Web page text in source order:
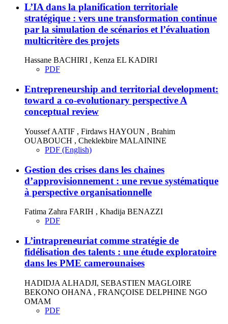
L’IA dans la planification territoriale
stratégique : vers une transformation continue
par la simulation de scénarios et l’évaluation
multicritère des projets
Hassane BACHIRI , Kenza EL KADIRI
PDF
Entrepreneurship and territorial development:
toward a co-evolutionary perspective A
conceptual review
Youssef AATIF , Firdaws HAYOUN , Brahim
OUABOUCH , Cheklekbire MALAININE
PDF (English)
Gestion des crises dans les chaines
d’approvisionnement : une revue systématique
à perspective organisationnelle
Fatima Zahra FARIH , Khadija BENAZZI
PDF
L’intrapreneuriat comme stratégie de
fidélisation des talents : une étude exploratoire
dans les PME camerounaises
HADIDJA ALHADJI, SEBASTIEN MAGLOIRE
BEKONO OHANA , FRANÇOISE DELPHINE NGO
OMAM
PDF